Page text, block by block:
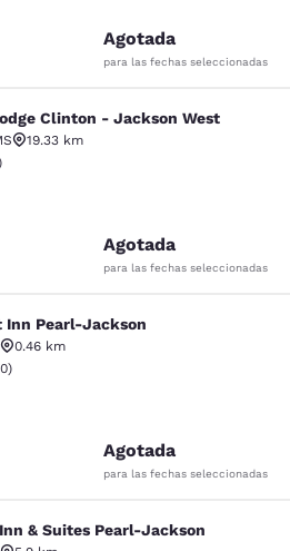
Agotada
para las fechas seleccionadas
- Jackson
Clinton - Jackson West
19.33 km
de 3.14 estrellas. Bueno. 192 reseñas
Agotada
para las fechas seleccionadas
Jackson
Inn Pearl-Jackson
0.46 km
de 3.64 estrellas. Bueno. 1470 reseñas
)
Agotada
para las fechas seleccionadas
Pearl-Jackson
& Suites Pearl-Jackson